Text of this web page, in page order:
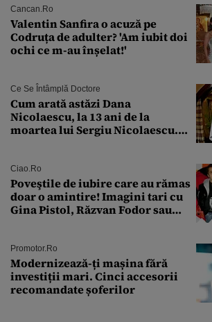
Cancan.ro
Valentin Sanfira o acuză pe
Codruța de adulter? 'Am iubit doi
ochi ce m-au înșelat!'
Ce Se Întâmplă Doctore
Cum arată astăzi Dana
Nicolaescu, la 13 ani de la
moartea lui Sergiu Nicolaescu.
Ciao.ro
Poveştile de iubire care au rămas
doar o amintire! Imagini tari cu
Gina Pistol, Răzvan Fodor sau
Promotor.ro
Modernizează-ți mașina fără
investiții mari. Cinci accesorii
recomandate șoferilor